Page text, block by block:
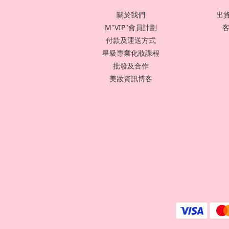
關於我們
M"VIP"會員計劃
付款及運送方式
星級專業化妝課程
批發及合作
美妝資訊博客
出